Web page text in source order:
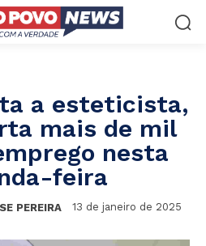
a esteticista,
mais de mil
nesta
feira
PEREIRA 13 de janeiro de 2025